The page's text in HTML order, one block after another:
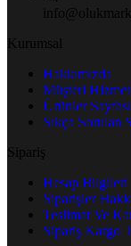
Kurumsal
Hakkımızda
Müşteri
Ürünler Sayfası
Sıkça Sorulan
Sipariş
Hesap Bilgileri
Siparişler
Teslimat Ve
Sipariş Kargo